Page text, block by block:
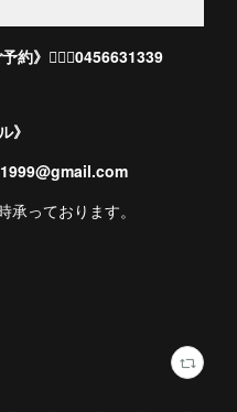
約》💁🏻‍♀️0456631339
》
っております。